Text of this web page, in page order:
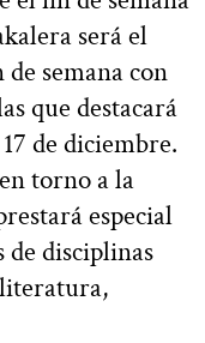
será el
semana con
que destacará
de diciembre.
torno a la
especial
de disciplinas